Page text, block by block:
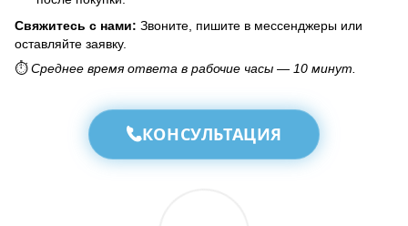
Свяжитесь с нами: Звоните, пишите в мессенджеры или
оставляйте заявку.
⏱️Среднее время ответа в рабочие часы — 10 минут.
КОНСУЛЬТАЦИЯ